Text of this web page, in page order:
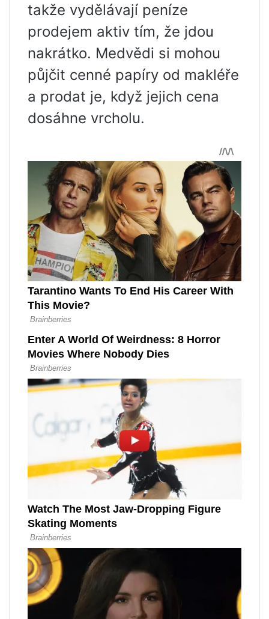
takže vydělávají peníze
prodejem aktiv tím, že jdou
nakrátko. Medvědi si mohou
půjčit cenné papíry od makléře
a prodat je, když jejich cena
dosáhne vrcholu.